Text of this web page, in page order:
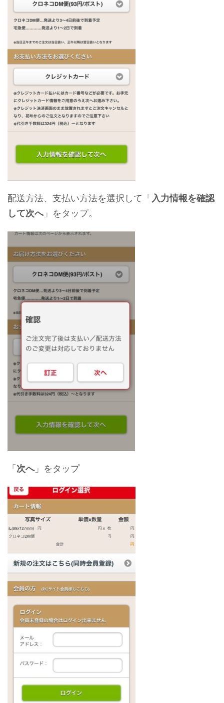
配送方法、支払い方法を選択して「入力情報を確認
して次へ」をタップ。
「次へ」をタップ